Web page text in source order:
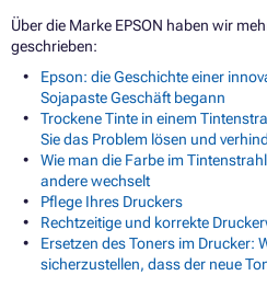
Über die Marke EPSON haben wir
geschrieben:
Epson: die Geschichte einer
Sojapaste Geschäft begann
Trockene Tinte in einem
Sie das Problem lösen und
Wie man die Farbe im
andere wechselt
Pflege Ihres Druckers
Rechtzeitige und korrekte
Ersetzen des Toners im Drucker:
sicherzustellen, dass der neue